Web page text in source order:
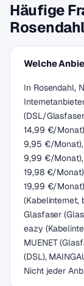
Häufige
Rosendahl
Welche
In Rosendahl,
(DSL/
14,99 €/
9,95 €/Monat),
9,99 €/Monat),
19,98 €/
19,99 €/
(Kabelinternet,
Glasfaser
eazy
MUENET
(DSL),
Nicht jeder